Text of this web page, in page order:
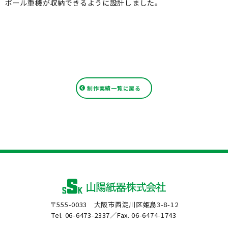
ポール重機が収納できるように設計しました。
制作実績一覧に戻る
〒555-0033 大阪市西淀川区姫島3-8-12
Tel. 06-6473-2337／Fax. 06-6474-1743